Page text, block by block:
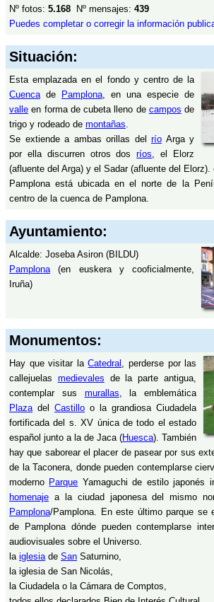
Nº fotos: 5.168 Nº mensajes: 439
Puedes completar o corregir la información
Situación:
Esta emplazada en el fondo y centro de la
Cuencade Pamplona, en una especie de
valle en forma de cubeta lleno de campos de
trigo y rodeado de montañas.
Se extiende a ambas orillas del río Arga y
por ella discurren otros dosríos, el Elorz
(afluente del Arga) y el Sadar (afluente del Elorz).
Pamplona está ubicada en el norte de la
centro de la cuenca de Pamplona.
Ayuntamiento:
Alcalde: Joseba Asiron (BILDU)
Pamplona(en euskera y cooficialmente,
Iruña)
Monumentos:
Hay que visitar laCatedral , perderse por las
callejuelas medievales de la parte antigua,
contemplar sus murallas , la emblemática
Plaza delCastillo o la grandiosa Ciudadela
fortificada del s. XV única de todo el estado
español junto a la de Jaca (Huesca). También
hay que saborear el placer de pasear por sus
de la Taconera, donde pueden contemplarse
moderno Parque Yamaguchi de estilo japonés
homenaje a la ciudad japonesa del mismo
Pamplona/Pamplona. En este último parque se
de Pamplona dónde pueden contemplarse
audiovisuales sobre el Universo.
la iglesia de San Saturnino,
la iglesia de San Nicolás,
la Ciudadela o la Cámara de Comptos,